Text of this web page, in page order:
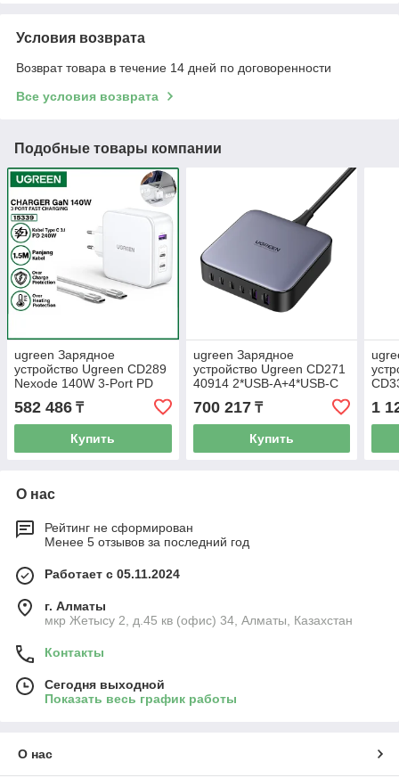
Условия возврата
Возврат товара в течение 14 дней по договоренности
Все условия возврата
Подобные товары компании
ugreen Зарядное
устройство Ugreen CD289
Nexode 140W 3-Port PD
(White), 15339
582 486 ₸
Купить
ugreen Зарядное
устройство Ugreen CD271
40914 2*USB-A+4*USB-C
Charger
700 217₸
Купить
1
О нас
Рейтинг не сформирован
Менее 5 отзывов за последний год
Работает с 05.11.2024
г. Алматы
мкр Жетысу 2, д.45 кв (офис) 34, Алматы, Казахстан
Контакты
Сегодня выходной
Показать весь график работы
О нас